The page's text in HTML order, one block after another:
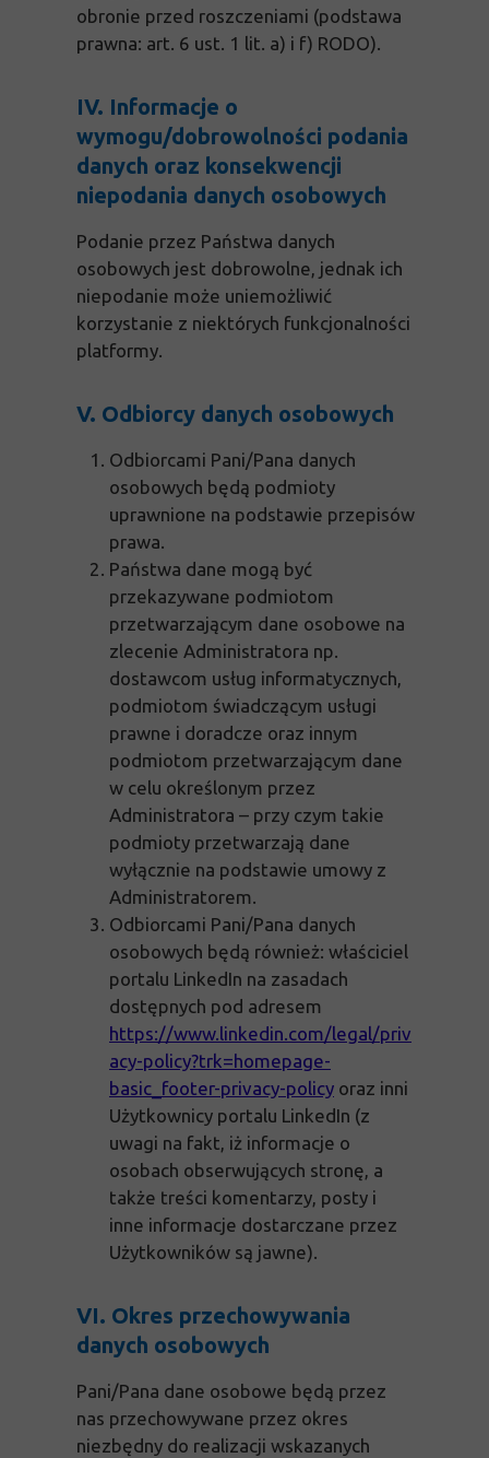
obronie przed roszczeniami (podstawa
prawna: art. 6 ust. 1 lit. a) i f) RODO).
IV. Informacje o
wymogu/dobrowolności podania
danych oraz konsekwencji
niepodania danych osobowych
Podanie przez Państwa danych
osobowych jest dobrowolne, jednak ich
niepodanie może uniemożliwić
korzystanie z niektórych funkcjonalności
platformy.
V. Odbiorcy danych osobowych
Odbiorcami Pani/Pana danych
osobowych będą podmioty
uprawnione na podstawie przepisów
prawa.
Państwa dane mogą być
przekazywane podmiotom
przetwarzającym dane osobowe na
zlecenie Administratora np.
dostawcom usług informatycznych,
podmiotom świadczącym usługi
prawne i doradcze oraz innym
podmiotom przetwarzającym dane
w celu określonym przez
Administratora – przy czym takie
podmioty przetwarzają dane
wyłącznie na podstawie umowy z
Administratorem.
Odbiorcami Pani/Pana danych
osobowych będą również: właściciel
portalu LinkedIn na zasadach
dostępnych pod adresem
https://www.linkedin.com/legal/priv
acy-policy?trk=homepage-
basic_footer-privacy-policy oraz inni
Użytkownicy portalu LinkedIn (z
uwagi na fakt, iż informacje o
osobach obserwujących stronę, a
także treści komentarzy, posty i
inne informacje dostarczane przez
Użytkowników są jawne).
VI. Okres przechowywania
danych osobowych
Pani/Pana dane osobowe będą przez
nas przechowywane przez okres
niezbędny do realizacji wskazanych